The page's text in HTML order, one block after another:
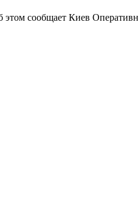
этом сообщает Киев